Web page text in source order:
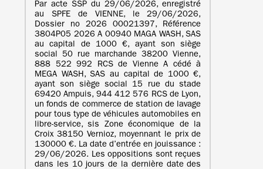
Par acte SSP du 29/06/2026, enregistré
au SPFE de VIENNE, le 29/06/2026,
Dossier no 2026 00021397, Référence
3804P05 2026 A 00940 MAGA WASH, SAS
au capital de 1000 €, ayant son siège
social 50 rue marchande 38200 Vienne,
888 522 992 RCS de Vienne A cédé à
MEGA WASH, SAS au capital de 1000 €,
ayant son siège social 15 rue du stade
69420 Ampuis, 944 412 576 RCS de Lyon,
un fonds de commerce de station de lavage
pour tous type de véhicules automobiles en
libre-service, sis Zone économique de la
Croix 38150 Vernioz, moyennant le prix de
130000 €. La date d’entrée en jouissance :
29/06/2026. Les oppositions sont reçues
dans les 10 jours de la dernière date des